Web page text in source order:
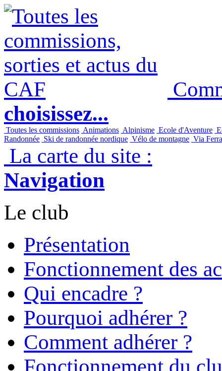
choisissez...
Toutes les commissions Animations Alpinisme Ecole d'Aventure
Randonnée Ski de randonnée nordique Vélo de montagne Via
La carte du site :
Navigation
Le club
Présentation
Fonctionnement des
Qui encadre ?
Pourquoi adhérer ?
Comment adhérer ?
Fonctionnement du